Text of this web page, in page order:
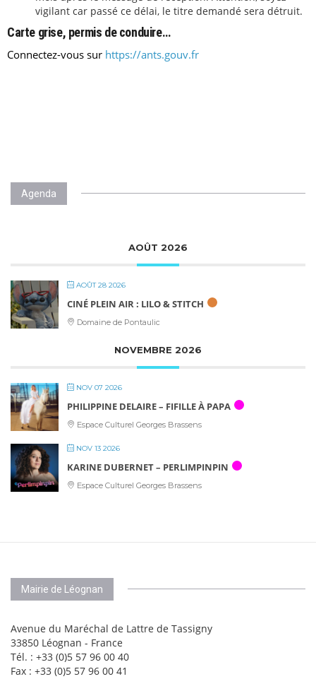
vigilant car passé ce délai, le titre demandé sera détruit.
Carte grise, permis de conduire…
Connectez-vous sur https://ants.gouv.fr
Agenda
AOÛT 2026
AOÛT 28 2026
CINÉ PLEIN AIR : LILO & STITCH
Domaine de Pontaulic
NOVEMBRE 2026
NOV 07 2026
PHILIPPINE DELAIRE – FIFILLE À PAPA
Espace Culturel Georges Brassens
NOV 13 2026
KARINE DUBERNET – PERLIMPINPIN
Espace Culturel Georges Brassens
Mairie de Léognan
Avenue du Maréchal de Lattre de Tassigny
33850 Léognan - France
Tél. : +33 (0)5 57 96 00 40
Fax : +33 (0)5 57 96 00 41